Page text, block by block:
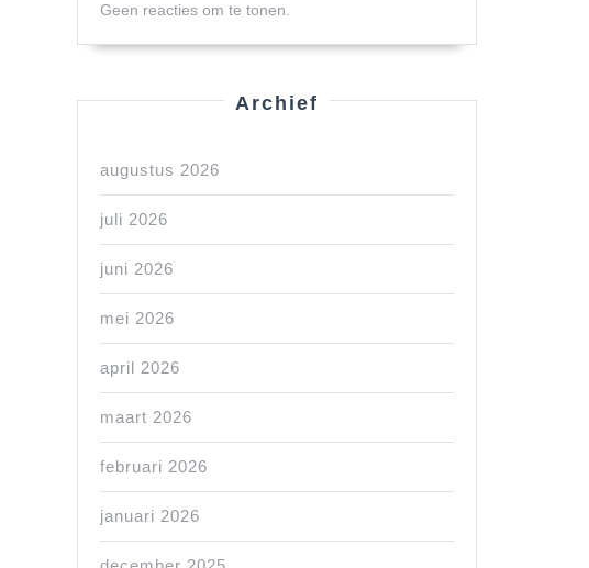
Geen reacties om te tonen.
Archief
augustus 2026
juli 2026
juni 2026
mei 2026
april 2026
maart 2026
februari 2026
januari 2026